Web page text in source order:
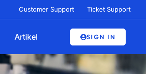
Customer Support Ticket Support
Artikel SIGN IN